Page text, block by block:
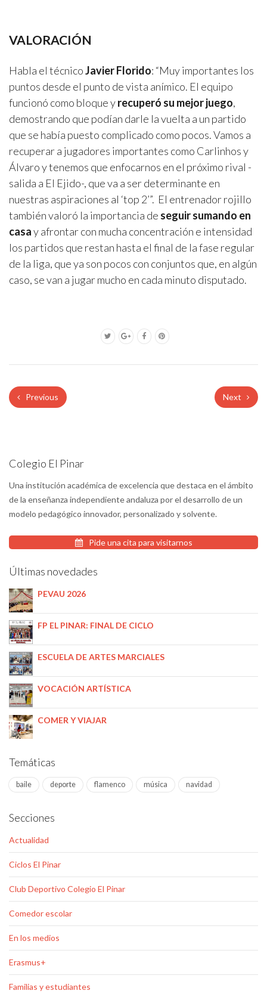
VALORACIÓN
Habla el técnicoJavier Florido: “Muy importantes los
puntos desde el punto de vista anímico. El equipo
funcionó como bloque yrecuperó su mejor juego,
demostrando que podían darle la vuelta a un partido
que se había puesto complicado como pocos. Vamos a
recuperar a jugadores importantes como Carlinhos y
Álvaro y tenemos que enfocarnos en el próximo rival -
salida a El Ejido-, que va a ser determinante en
nuestras aspiraciones al ‘top 2’”. El entrenador rojillo
también valoró la importancia de seguir sumando en
casay afrontar con mucha concentración e intensidad
los partidos que restan hasta el final de la fase regular
de la liga, que ya son pocos con conjuntos que, en algún
caso, se van a jugar mucho en cada minuto disputado.
Previous Next
Colegio El Pinar
Una institución académica de excelencia que destaca en el ámbito
de la enseñanza independiente andaluza por el desarrollo de un
modelo pedagógico innovador, personalizado y solvente.
Pide una cita para visitarnos
Últimas novedades
PEVAU 2026
FP EL PINAR: FINAL DE CICLO
ESCUELA DE ARTES MARCIALES
VOCACIÓN ARTÍSTICA
COMER Y VIAJAR
Temáticas
baile deporte flamenco música navidad
Secciones
Actualidad
Ciclos El Pinar
Club Deportivo Colegio El Pinar
Comedor escolar
En los medios
Erasmus+
Familias y estudiantes